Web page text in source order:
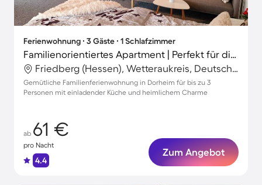
Ferienwohnung ∙ 3 Gäste ∙ 1 Schlafzimmer
Familienorientiertes Apartment | Perfekt für die Arbeit von Zuhause
Friedberg (Hessen), Wetteraukreis, Deutschland
Gemütliche Familienferienwohnung in Dorheim für bis zu 3
Personen mit einladender Küche und heimlichem Charme
ab 61 €
pro Nacht
4.4
Zum Angebot